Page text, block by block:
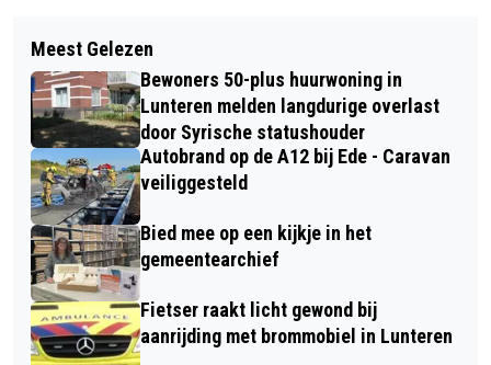
GIJZELNEMER VAN PERSONEN IN
CAFÉ PETTICOAT EDE BLIJFT TWEE
WEKEN LANGER VASTZITTEN
BLAUWALGEN AANGETROFFEN IN DE
VIJVER INGENIEUR JULIUSPUT AAN
DE VINKELAAR IN TERSCHUUR
Meest Gelezen
Bewoners 50-plus huurwoning in
Lunteren melden langdurige overlast
door Syrische statushouder
Autobrand op de A12 bij Ede - Caravan
veiliggesteld
Bied mee op een kijkje in het
gemeentearchief
Fietser raakt licht gewond bij
aanrijding met brommobiel in Lunteren